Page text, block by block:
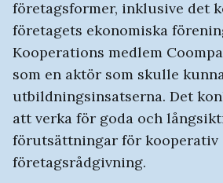
företagsformer, inklusive det
företagets ekonomiska
Kooperations medlem
som en aktör som skulle
utbildningsinsatserna. Det
att verka för goda och
förutsättningar för kooperativ
företagsrådgivning.